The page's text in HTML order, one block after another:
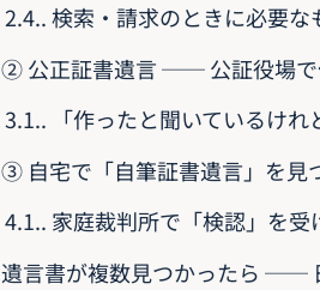
2.4. 検索・請求のときに必要な
② 公正証書遺言 ── 公証役場で
3.1.
「作ったと聞いているけ
③ 自宅で「自筆証書遺言」を見
4.1. 家庭裁判所で「検認」を受
遺言書が複数見つかったら ──